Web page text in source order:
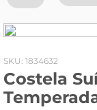
: 1834632
Costela
geladeira
fogao
café
cerveja